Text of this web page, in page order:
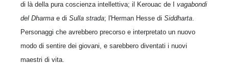
di là della pura coscienza intellettiva; il Kerouac de I
vagabondi
del Dharma e di Sulla strada; l'Herman Hesse di Siddharta.
Personaggi che avrebbero precorso e interpretato un nuovo
modo di sentire dei giovani, e sarebbero diventati i nuovi
maestri di vita.